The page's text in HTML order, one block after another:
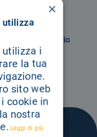
Servizio Sanitario
×
utilizza
utilizza i
la tua
sito web
cookie in
nostra
Leggi di più